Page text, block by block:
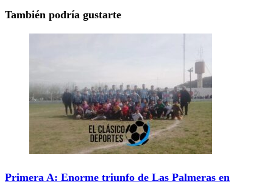
También podría gustarte
Primera A: Enorme triunfo de Las Palmeras en